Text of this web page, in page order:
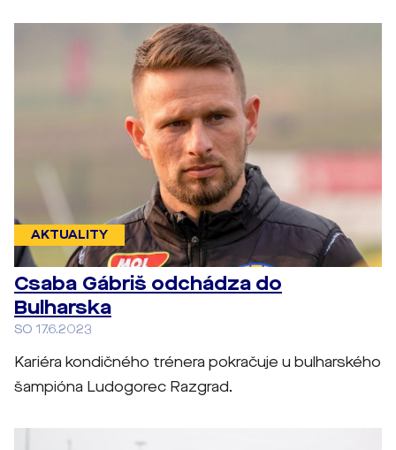
AKTUALITY
Csaba Gábriš odchádza do
Bulharska
SO 17.6.2023
Kariéra kondičného trénera pokračuje u bulharského
šampióna Ludogorec Razgrad.